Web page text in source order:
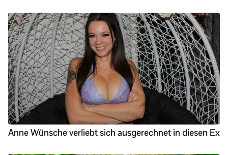
Anne Wünsche verliebt sich ausgerechnet in diesen Ex